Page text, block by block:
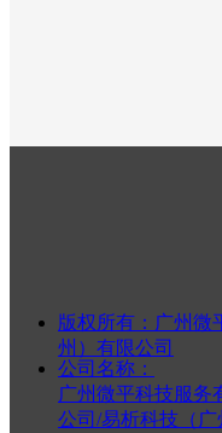
版权所有： 广州微
州）有限公司
公司名称：
广州微平科技服务
公司/易析科技（广